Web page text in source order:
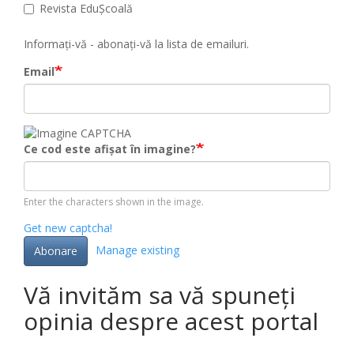
Revista EduȘcoală
Informați-vă - abonați-vă la lista de emailuri.
Email
Ce cod este afișat în imagine?
Enter the characters shown in the image.
Get new captcha!
Abonare
Manage existing
Vă invităm sa vă spuneți
opinia despre acest portal